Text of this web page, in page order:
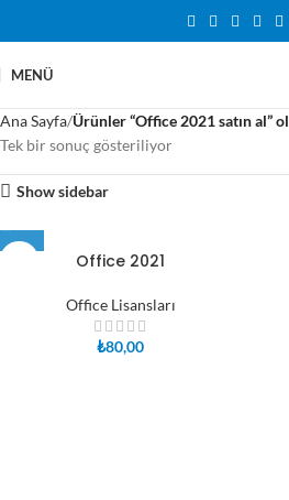
MENÜ
Ana Sayfa Ürünler “Office 2021 satın al”
Tek bir sonuç gösteriliyor
Show sidebar
Office 2021
Office Lisansları
₺80,00